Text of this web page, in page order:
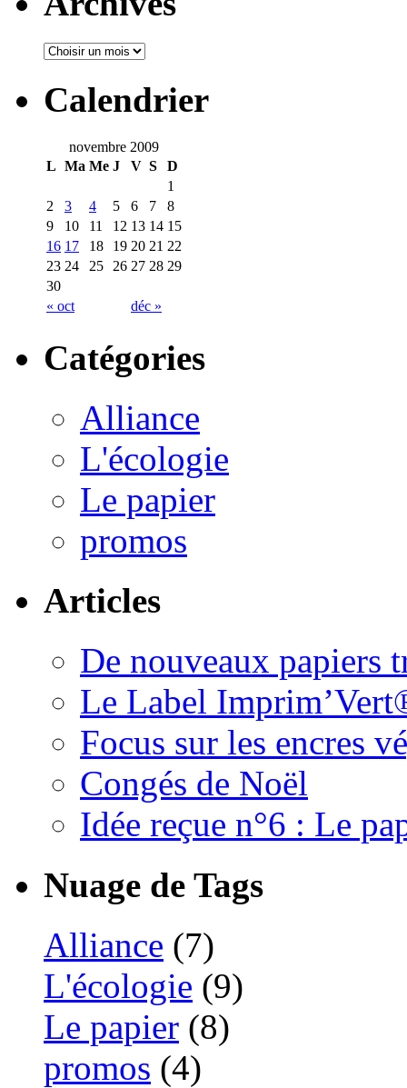
Calendrier
novembre 2009
L Ma Me J V S D
« oct déc »
1
2
3 4 5 6 7
8
9
10 11 12 13 14 15
16 17 18 19 20 21 22
23 24 25 26 27 28 29
30
Catégories
Alliance
L'écologie
Le papier
promos
Articles
De nouveaux papiers
Le Label
Focus sur les encres
Congés de Noël
Idée reçue n°6 : Le
Nuage de Tags
Alliance (7)
L'écologie (9)
Le papier (8)
promos (4)